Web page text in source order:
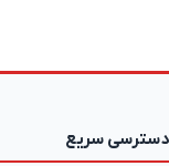
دسترسی سریع